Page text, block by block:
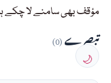
مؤقف بھی سامنے لا چکے
تبصرے(0)
🌙